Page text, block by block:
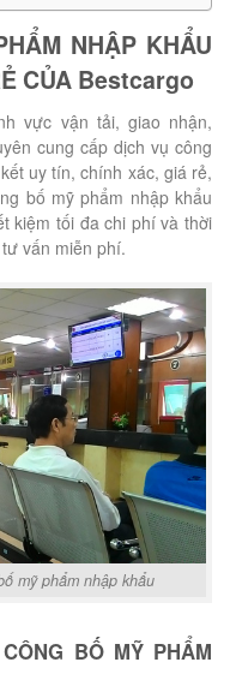
NHẬP KHẨU
CỦA Bestcargo
vực vận tải, giao nhận,
cung cấp dịch vụ công
uy tín, chính xác, giá rẻ,
bố mỹ phẩm nhập khẩu
kiệm tối đa chi phí và thời
vấn miễn phí.
mỹ phẩm nhập khẩu
BỐ MỸ PHẨM